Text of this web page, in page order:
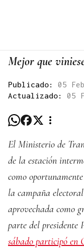
Mejor que
Publicado: 05
Actualizado: 05
El Ministerio de
de la estación
como
la campaña
aprovechada como
parte del presidente
sábado participó en